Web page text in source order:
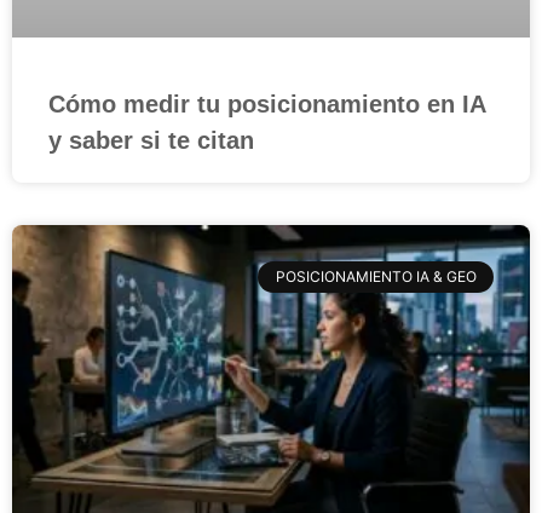
Cómo medir tu posicionamiento en IA
y saber si te citan
POSICIONAMIENTO IA & GEO